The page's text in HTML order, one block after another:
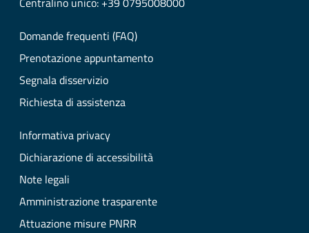
Domande frequenti (FAQ)
Prenotazione appuntamento
Segnala disservizio
Richiesta di assistenza
Informativa privacy
Dichiarazione di accessibilità
Note legali
Amministrazione trasparente
Attuazione misure PNRR